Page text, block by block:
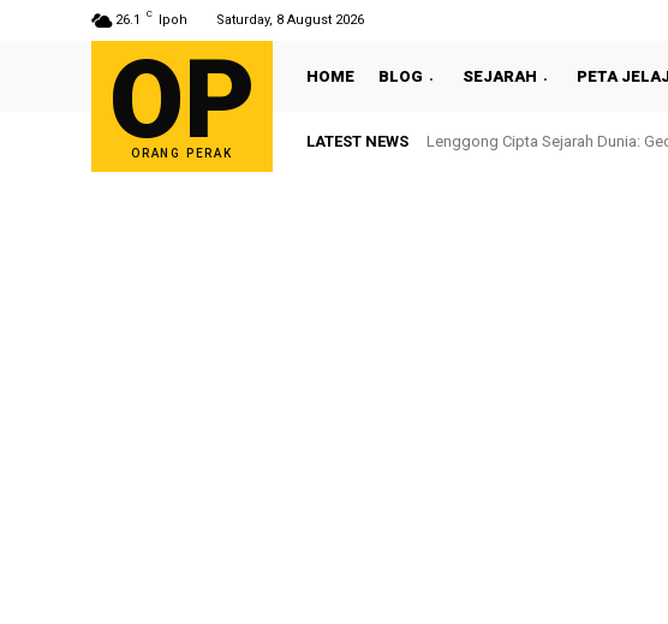
26.1 C Ipoh Saturday, 8 August 2026
OP
ORANG PERAK
HOME BLOG SEJARAH PETA
LATEST NEWS Lenggong Cipta Sejarah Dunia: